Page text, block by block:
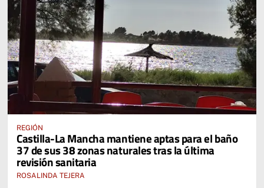
REGIÓN
Castilla-La Mancha mantiene aptas para el baño
37 de sus 38 zonas naturales tras la última
revisión sanitaria
ROSALINDA TEJERA